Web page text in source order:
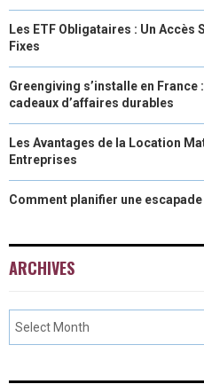
Les ETF Obligataires : Un Accès
Fixes
Greengiving s’installe en France
cadeaux d’affaires durables
Les Avantages de la Location
Entreprises
Comment planifier une
ARCHIVES